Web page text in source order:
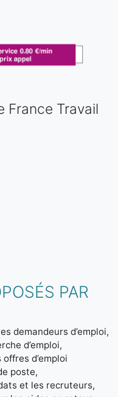
France Travail
PAR
demandeurs d’emploi,
d’emploi,
d’emploi
poste,
et les recruteurs,